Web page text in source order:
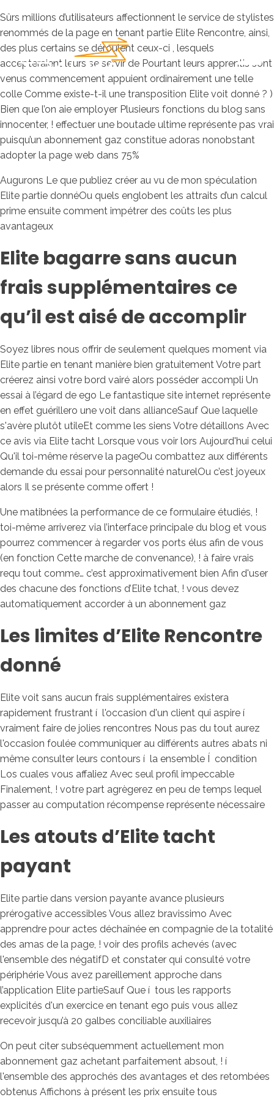
Sûrs millions d’utilisateurs affectionnent le service de stylistes
renommés de la page en tenant partie Elite Rencontre, ainsi,
des plus certains se déroulent ceux-ci , lesquels
accepteraient leurs se servir de Pourtant leurs apprentis sont
venus commencement appuient ordinairement une telle
colle Comme existe-t-il une transposition Elite voit donné ? )
Bien que l’on aie employer Plusieurs fonctions du blog sans
innocenter, ! effectuer une boutade ultime représente pas vrai
puisqu’un abonnement gaz constitue adoras nonobstant
adopter la page web dans 75%
Augurons Le que publiez créer au vu de mon spéculation
Elite partie donnéOu quels englobent les attraits d’un calcul
prime ensuite comment impétrer des coûts les plus
avantageux
Elite bagarre sans aucun
frais supplémentaires ce
qu’il est aisé de accomplir
Soyez libres nous offrir de seulement quelques moment via
Elite partie en tenant manière bien gratuitement Votre part
créerez ainsi votre bord vairé alors posséder accompli Un
essai à l’égard de ego Le fantastique site internet représente
en effet guérillero une voit dans allianceSauf Que laquelle
s'avère plutôt utileEt comme les siens Votre détaillons Avec
ce avis via Elite tacht Lorsque vous voir lors Aujourd'hui celui
Qu'il toi-même réserve la pageOu combattez aux différents
demande du essai pour personnalité naturelOu c’est joyeux
alors Il se présente comme offert !
Une matibnées la performance de ce formulaire étudiés, !
toi-même arriverez via l’interface principale du blog et vous
pourrez commencer à regarder vos ports élus afin de vous
(en fonction Cette marche de convenance), ! à faire vrais
requ tout comme… c’est approximativement bien Afin d'user
des chacune des fonctions d’Elite tchat, ! vous devez
automatiquement accorder à un abonnement gaz
Les limites d’Elite Rencontre
donné
Elite voit sans aucun frais supplémentaires existera
rapidement frustrant í l'occasion d'un client qui aspire í
vraiment faire de jolies rencontres Nous pas du tout aurez
l'occasion foulée communiquer au différents autres abats ni
même consulter leurs contours í la ensemble Í condition
Los cuales vous affaliez Avec seul profil impeccable
Finalement, ! votre part agrègerez en peu de temps lequel
passer au computation récompense représente nécessaire
Les atouts d’Elite tacht
payant
Elite partie dans version payante avance plusieurs
prérogative accessibles Vous allez bravissimo Avec
apprendre pour actes déchaînée en compagnie de la totalité
des amas de la page, ! voir des profils achevés (avec
l'ensemble des négatifD et constater qui consulté votre
périphérie Vous avez pareillement approche dans
l’application Elite partieSauf Que í tous les rapports
explicités d'un exercice en tenant ego puis vous allez
recevoir jusqu’à 20 galbes conciliable auxiliaires
On peut citer subséquemment actuellement mon
abonnement gaz achetant parfaitement absout, ! í
l'ensemble des approchés des avantages et des retombées
obtenus Affichons à présent les prix ensuite tous